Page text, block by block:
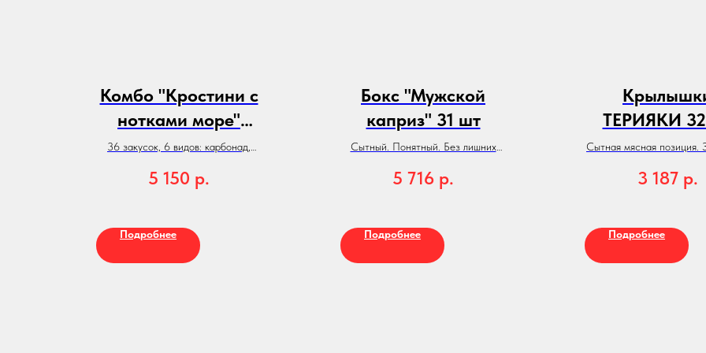
Комбо "Кростини с
нотками море"
(36шт)
36 закусок, 6 видов: карбонад,
ягоды...
5 150 р.
Подробнее
Бокс "Мужской
каприз" 31 шт
Сытный. Понятный. Без лишних
Этот бокс мы собрали специально
без суеты.
5 716 р.
Подробнее
ТЕРИЯКИ
Сытная мясная позиция.
3 187 р.
Подробнее